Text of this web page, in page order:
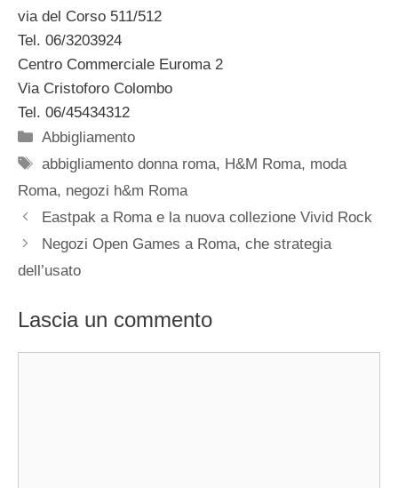
via del Corso 511/512
Tel. 06/3203924
Centro Commerciale Euroma 2
Via Cristoforo Colombo
Tel. 06/45434312
Categorie
Abbigliamento
Tag
abbigliamento donna roma, H&M Roma, moda
Roma, negozi h&m Roma
Eastpak a Roma e la nuova collezione Vivid Rock
Negozi Open Games a Roma, che strategia
dell’usato
Lascia un commento